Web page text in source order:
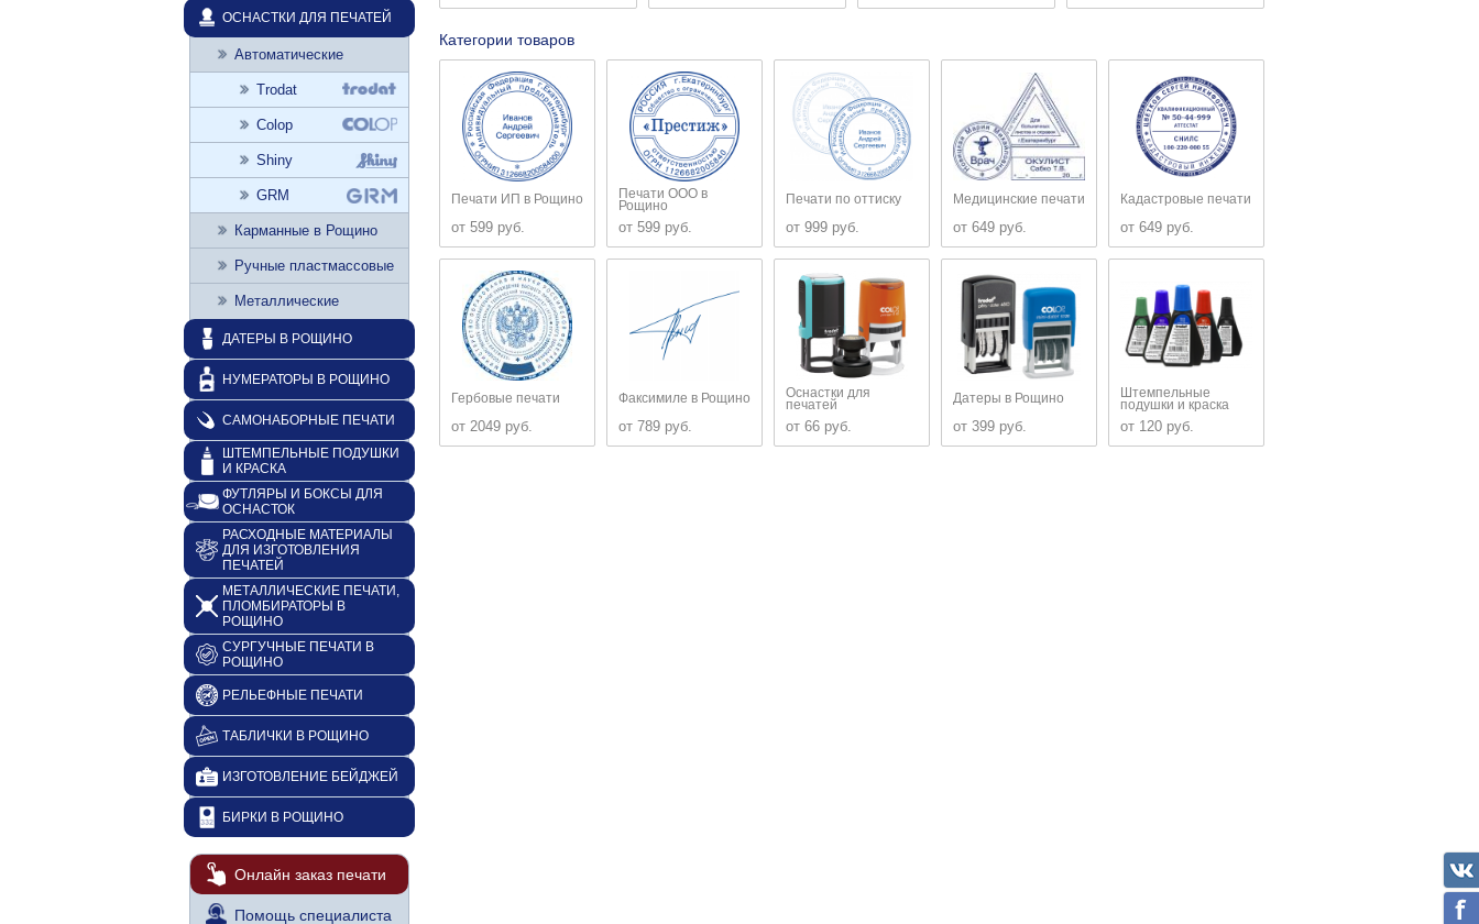
Категории товаров
Печати ИП в Рощино
от 599 руб.
Печати ООО в
Рощино
от 599 руб.
Печати по оттиску
от 999 руб.
Медицинские печати
от 649 руб.
Кадастровые печати
от 649 руб.
Гербовые печати
от 2049 руб.
Факсимиле в Рощино
от 789 руб.
Оснастки для
печатей
от 66 руб.
Датеры в Рощино
от 399 руб.
Штемпельные
подушки и краска
от 120 руб.
ОСНАСТКИ ДЛЯ ПЕЧАТЕЙ
Автоматические
Trodat
Colop
Shiny
GRM
Карманные в Рощино
Ручные пластмассовые
Металлические
ДАТЕРЫ В РОЩИНО
НУМЕРАТОРЫ В РОЩИНО
САМОНАБОРНЫЕ ПЕЧАТИ
ШТЕМПЕЛЬНЫЕ ПОДУШКИ
И КРАСКА
ФУТЛЯРЫ И БОКСЫ ДЛЯ
ОСНАСТОК
РАСХОДНЫЕ МАТЕРИАЛЫ
ДЛЯ ИЗГОТОВЛЕНИЯ
ПЕЧАТЕЙ
МЕТАЛЛИЧЕСКИЕ ПЕЧАТИ,
ПЛОМБИРАТОРЫ В
РОЩИНО
СУРГУЧНЫЕ ПЕЧАТИ В
РОЩИНО
РЕЛЬЕФНЫЕ ПЕЧАТИ
ТАБЛИЧКИ В РОЩИНО
ИЗГОТОВЛЕНИЕ БЕЙДЖЕЙ
БИРКИ В РОЩИНО
Онлайн заказ печати
Помощь специалиста